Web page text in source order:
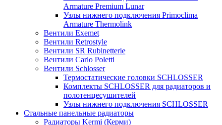
Armature Premium Lunar
Узлы нижнего подключения Primoclima
Armature Thermolink
Вентили Exemet
Вентили Retrostyle
Вентили SR Rubinetterie
Вентили Carlo Poletti
Вентили Schlosser
Термостатические головки SCHLOSSER
Комплекты SCHLOSSER для радиаторов и
полотенцесушителей
Узлы нижнего подключения SCHLOSSER
Стальные панельные радиаторы
Радиаторы Kermi (Керми)